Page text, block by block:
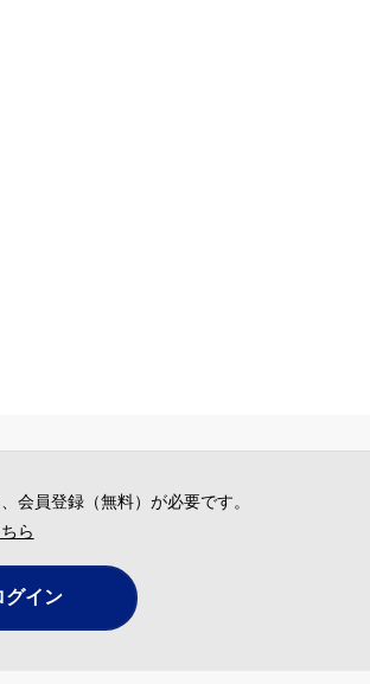
会員登録（無料）が必要です。
ら
グイン